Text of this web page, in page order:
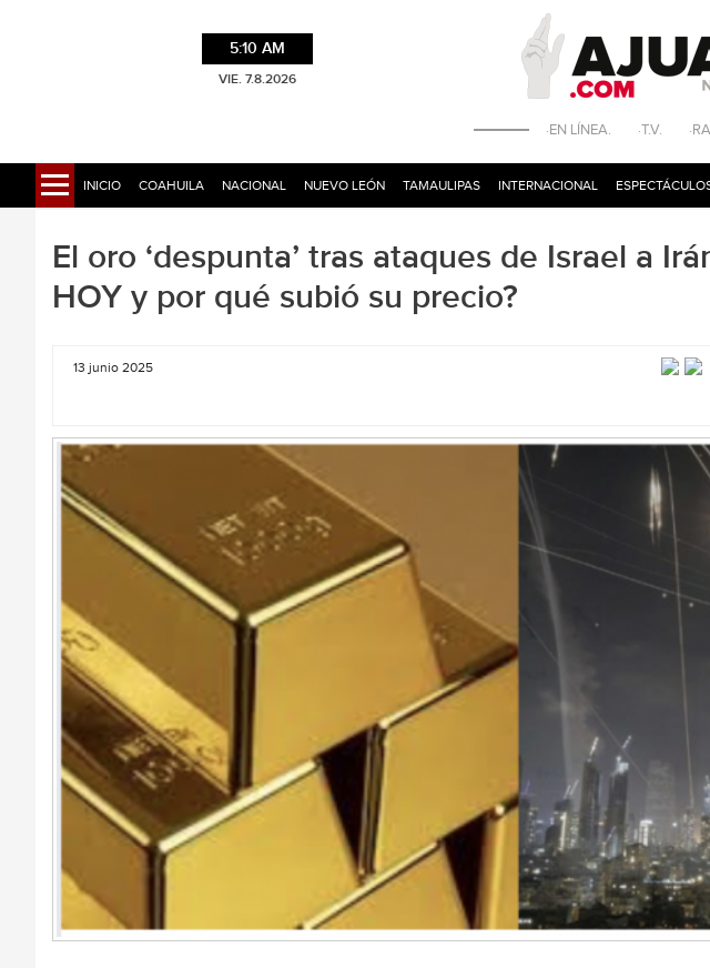
5:10 AM
VIE. 7.8.2026
·EN LÍNEA. ·T.V.
INICIO COAHUILA NACIONAL NUEVO LEÓN TAMAULIPAS INTERNACIONAL
El oro ‘despunta’ tras ataques de Israel a
HOY y por qué subió su precio?
13 junio 2025